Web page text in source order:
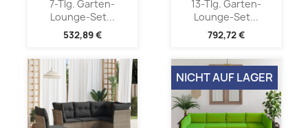
7-Tlg. Garten-
Lounge-Set...
532,89 €
13-Tlg. Garten-
Lounge-Set...
792,72 €
NICHT AUF LAGER